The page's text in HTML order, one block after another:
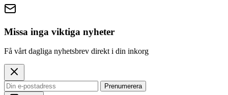
Missa inga viktiga nyheter
Få vårt dagliga nyhetsbrev direkt i din inkorg
Prenumerera